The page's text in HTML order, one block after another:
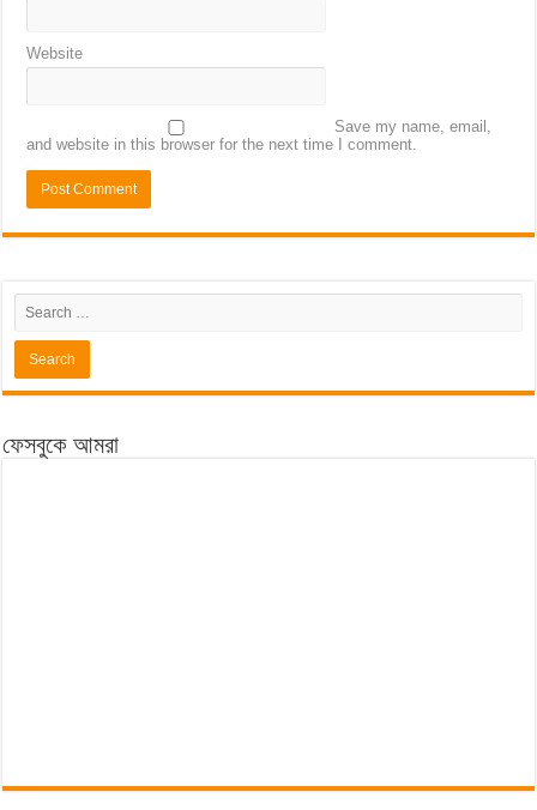
Website
Save my name, email,
and website in this browser for the next time I comment.
ফেসবুকে আমরা